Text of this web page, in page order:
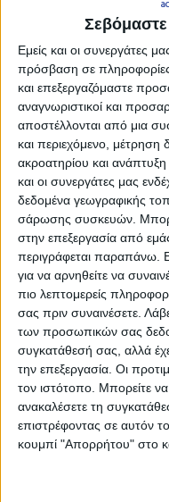
Σεβόμαστε
Εμείς και οι συνεργάτες
πρόσβαση σε
και επεξεργαζόμαστε
αναγνωριστικοί και
αποστέλλονται από μια
και περιεχόμενο, μέτρηση
ακροατηρίου και
και οι συνεργάτες μας
δεδομένα γεωγραφικής
σάρωσης συσκευών.
στην επεξεργασία από
περιγράφεται παραπάνω.
για να αρνηθείτε να
πιο λεπτομερείς
σας πριν συναινέσετε.
των προσωπικών σας
συγκατάθεσή σας, αλλά
την επεξεργασία. Οι
τον ιστότοπο. Μπορείτε
ανακαλέσετε τη
επιστρέφοντας σε αυτόν
κουμπί "Απορρήτου" στο
-
LATEST NEWS
admin
-4-
admin
τι